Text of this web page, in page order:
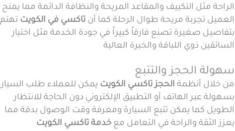
الراحة مثل التكييف والمقاعد المريحة والنظافة الدائمة مما يمنح
العميل تجربة مريحة طوال الرحلة كما أن تاكسي في الكويت تهتم
بتفاصيل صغيرة تصنع فارقاً كبيراً في جودة الخدمة مثل اختيار
السائقين ذوي اللباقة والخبرة العالية
سهولة الحجز والتتبع
من خلال أنظمة الحجز تاكسي الكويت يمكن للعملاء طلب
بسهولة عبر الهاتف أو التطبيق الإلكتروني دون الحاجة للانتظار
الطويل كما يمكن تتبع السيارة ومعرفة وقت الوصول بدقة مما
يعزز الثقة والراحة في التعامل مع خدمة تاكسي الكويت